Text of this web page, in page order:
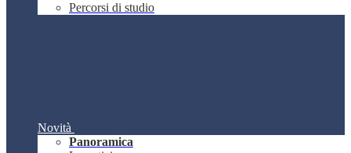
Percorsi di studio
Novità
Panoramica